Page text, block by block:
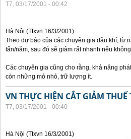
T7, 03/17/2001 - 00:42
Hà Nội (Ttxvn 16/3/2001)
Theo dự báo của các chuyên gia dầu khí, từ
tấn/năm, sau đó sẽ giảm rất nhanh nếu
Các chuyên gia cũng cho rằng, khả năng
còn những mỏ nhỏ, trữ lượng ít.
VN THỰC HIỆN CẮT GIẢM
T7, 03/17/2001 - 00:40
Hà Nội (Ttxvn 16/3/2001)